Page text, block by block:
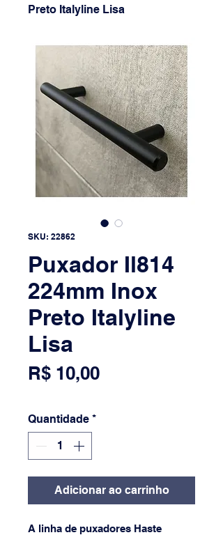
Preto Italyline Lisa
SKU: 22862
Puxador Il814
224mm Inox
Preto Italyline
Lisa
R$ 10,00Preço
Quantidade *
Adicionar ao carrinho
A linha de puxadores Haste